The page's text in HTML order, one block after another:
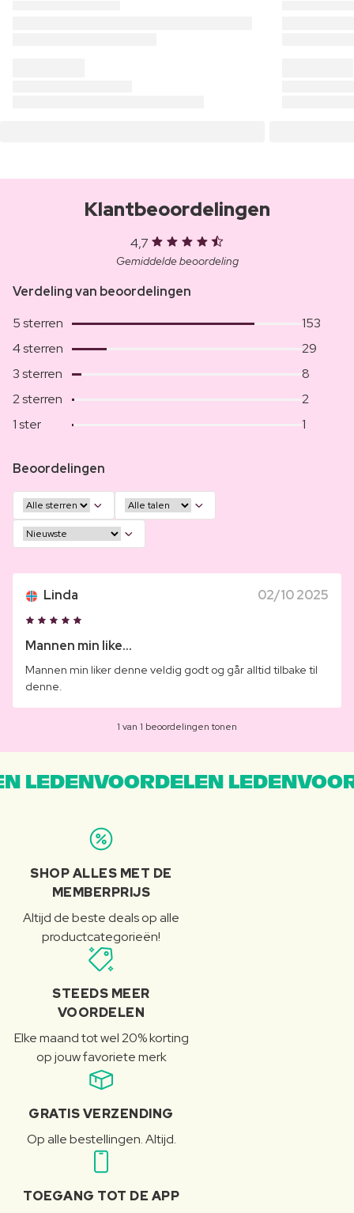
Klantbeoordelingen
4,7
Gemiddelde beoordeling
Verdeling van beoordelingen
5 sterren
153
4 sterren
29
3 sterren
8
2 sterren
2
1 ster
1
Beoordelingen
Linda 02/10 2025
Mannen min like...
Mannen min liker denne veldig godt og går alltid tilbake til
denne.
1 van 1 beoordelingen tonen
LEDENVOORDELEN
SHOP ALLES MET DE
MEMBERPRIJS
Altijd de beste deals op alle
productcategorieën!
STEEDS MEER
VOORDELEN
Elke maand tot wel 20% korting
op jouw favoriete merk
GRATIS VERZENDING
Op alle bestellingen. Altijd.
TOEGANG TOT DE APP